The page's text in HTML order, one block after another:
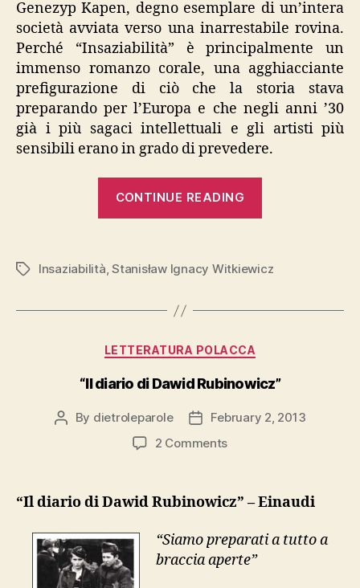
Genezyp Kapen, degno esemplare di un’intera
società avviata verso una inarrestabile rovina.
Perché “Insaziabilità” è principalmente un
immenso romanzo corale, una agghiacciante
prefigurazione di ciò che la storia stava
preparando per l’Europa e che negli anni ’30
già i più sagaci intellettuali e gli artisti più
sensibili erano in grado di prevedere.
CONTINUE READING
TagsInsaziabilità,Stanisław Ignacy Witkiewicz
Categories
LETTERATURA POLACCA
“Il diario di Dawid Rubinowicz”
Post
By dietroleparole
PostFebruary 2, 2013
2 Commentson
Rubinowicz”
“Il diario di Dawid Rubinowicz” – Einaudi
“Siamo preparati a tutto a
braccia aperte”